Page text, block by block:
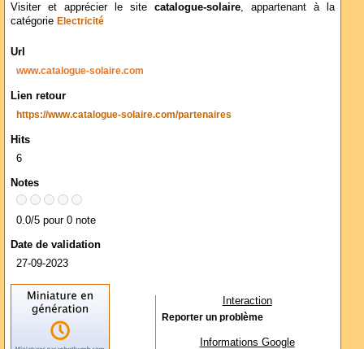
Visiter et apprécier le site catalogue-solaire, appartenant à la
catégorie Electricité
Url
www.catalogue-solaire.com
Lien retour
https://www.catalogue-solaire.com/partenaires
Hits
6
Notes
0.0/5 pour 0 note
Date de validation
27-09-2023
Interaction
Reporter un problème
Informations Google